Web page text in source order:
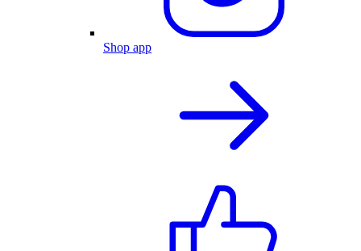
Shop app